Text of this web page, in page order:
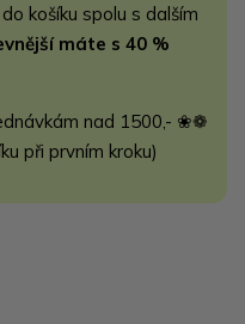
košíku spolu s dalším
máte s 40 %
nad 1500,- ❀❁
při prvním kroku)